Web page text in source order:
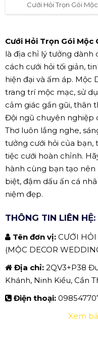
Cưới Hỏi Trọn Gói
Cưới Hỏi Trọn Gói
là địa chỉ lý tưởng
cách cưới hỏi tối giản,
hiện đại và ấm áp. Mộc
trang trí mộc mạc, sử
cảm giác gần gũi, thân
Đội ngũ chuyên nghiệp
Thơ luôn lắng nghe,
tưởng cưới hỏi của bạn,
tiệc cưới hoàn chỉnh.
hành cùng bạn tạo
biệt, đậm dấu ấn cá
niệm đẹp.
THÔNG TIN LIÊN HỆ:
Tên đơn vị: CƯỚI HỎI
(MỘC DECOR
Địa chỉ: 2QV3+P38
Khánh, Ninh Kiều, Cần
Điện thoại:
Xem